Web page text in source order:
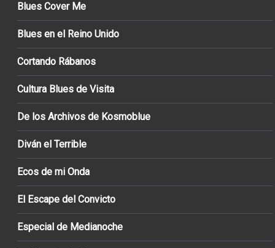
Blues Cover Me
Blues en el Reino Unido
Cortando Rábanos
Cultura Blues de Visita
De los Archivos de Kosmoblue
Diván el Terrible
Ecos de mi Onda
El Escape del Convicto
Especial de Medianoche